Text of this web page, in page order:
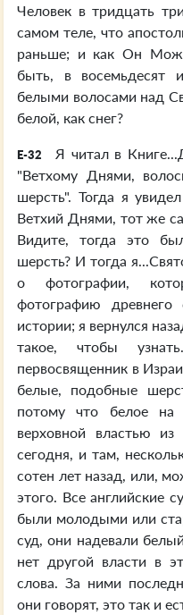
Человек в тридцать
самом теле, что
раньше; и как Он
быть, в восемьдесят
белыми волосами над
белой, как снег?
E-32
Я читал в
"Ветхому Днями,
шерсть". Тогда я
Ветхий Днями, тот же
Видите, тогда это
шерсть? И тогда
о фотографии,
фотографию древнего
истории; я вернулся
такое, чтобы
первосвященник в
белые, подобные
потому что белое
верховной властью
сегодня, и там,
сотен лет назад, или,
этого. Все английские
были молодыми или
суд, они надевали
нет другой власти в
слова. За ними
они говорят, это так и